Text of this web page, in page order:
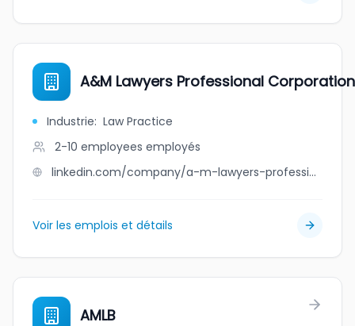
A&M Lawyers Professional Corporation
Industrie: Law Practice
2-10 employees employés
linkedin.com/company/a-m-lawyers-professional-corporation
Voir les emplois et détails
AMLB